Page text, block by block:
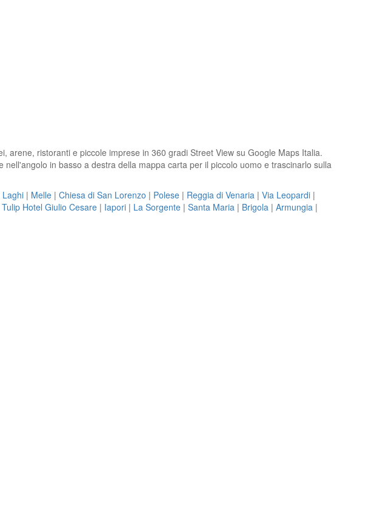
ristoranti e piccole imprese in 360 gradi Street View su Google Maps Italia.
in basso a destra della mappa carta per il piccolo uomo e trascinarlo sulla
Laghi | Melle | Chiesa di San Lorenzo | Polese | Reggia di Venaria | Via Leopardi |
Hotel Giulio Cesare | Iapori | La Sorgente | Santa Maria | Brigola | Armungia |